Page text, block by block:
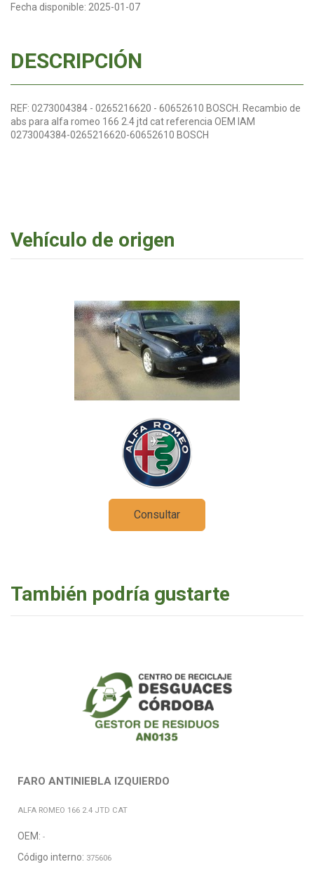
Fecha disponible: 2025-01-07
DESCRIPCIÓN
REF: 0273004384 - 0265216620 - 60652610 BOSCH. Recambio de
abs para alfa romeo 166 2.4 jtd cat referencia OEM IAM
0273004384-0265216620-60652610 BOSCH
Vehículo de origen
Consultar
También podría gustarte
FARO ANTINIEBLA IZQUIERDO
ALFA ROMEO 166 2.4 JTD CAT
OEM: -
Código interno: 375606